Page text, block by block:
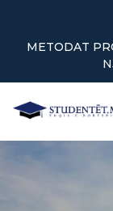
E GABIMEVE